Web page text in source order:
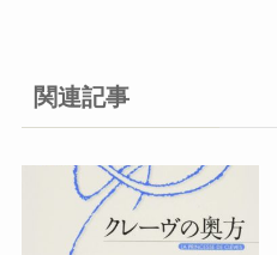
関連記事